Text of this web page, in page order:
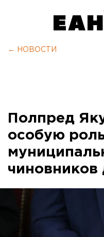
← НОВОСТИ
Полпред
особую
чиновников